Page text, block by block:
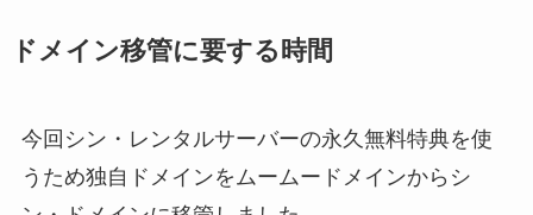
ドメイン移管に要する時間
今回シン・レンタルサーバーの永久無料特典を使
うため独自ドメインをムームードメインからシ